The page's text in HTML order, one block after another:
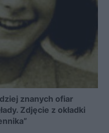
znanych ofiar
Zdjęcie z okładki